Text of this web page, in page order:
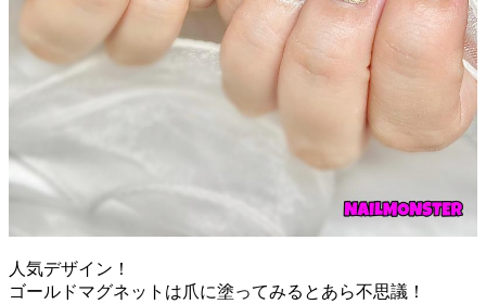
人気デザイン！
ゴールドマグネットは爪に塗ってみるとあら不思議！